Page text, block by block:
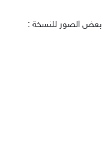
بعض الصور للنسخة :